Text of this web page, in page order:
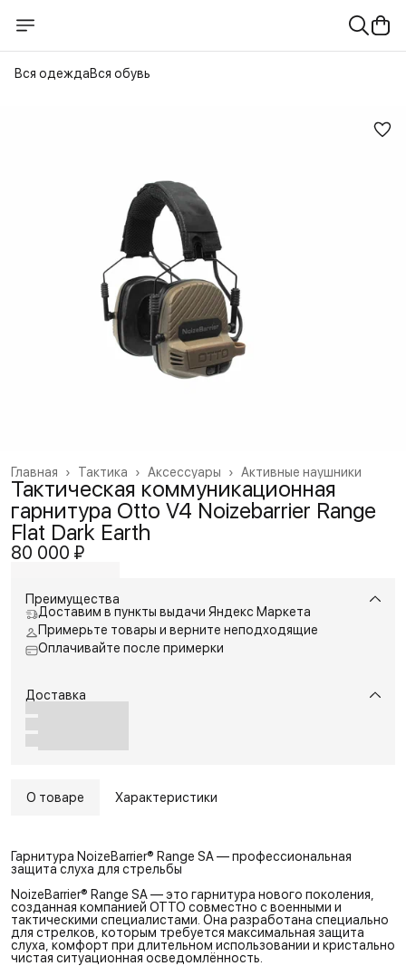
Вся одеждаВся обувь
Активные наушники
Аксессуары ›
Тактика ›
Главная ›
Тактическая коммуникационная
гарнитура Otto V4 Noizebarrier Range
Flat Dark Earth
80 000 ₽
Преимущества
Доставим в пункты выдачи Яндекс Маркета
Примерьте товары и верните неподходящие
Оплачивайте после примерки
Доставка
О товаре Характеристики
Гарнитура NoizeBarrier® Range SA — профессиональная
защита слуха для стрельбы
NoizeBarrier® Range SA — это гарнитура нового поколения,
созданная компанией OTTO совместно с военными и
тактическими специалистами. Она разработана специально
для стрелков, которым требуется максимальная защита
слуха, комфорт при длительном использовании и кристально
чистая ситуационная осведомлённость.